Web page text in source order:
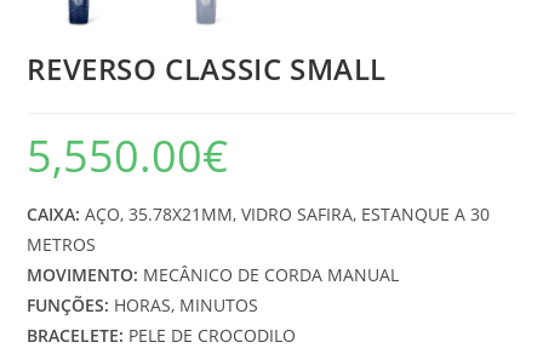
REVERSO CLASSIC SMALL
5,550.00€
CAIXA: AÇO, 35.78X21MM, VIDRO SAFIRA, ESTANQUE A 30
METROS
MOVIMENTO: MECÂNICO DE CORDA MANUAL
FUNÇÕES: HORAS, MINUTOS
BRACELETE: PELE DE CROCODILO